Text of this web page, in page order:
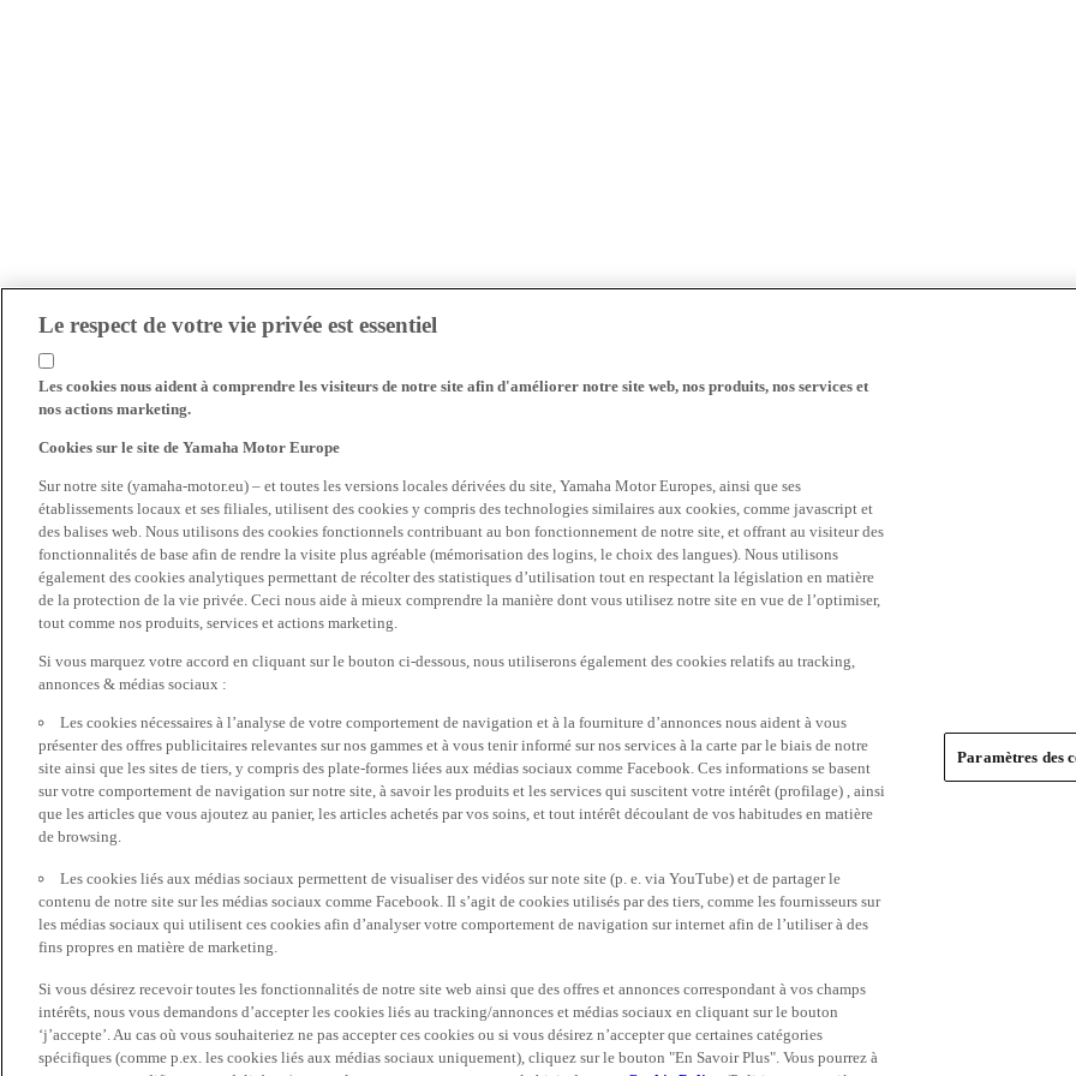
Le respect de votre vie privée est essentiel
Les cookies nous aident à comprendre les visiteurs de notre site afin d'améliorer notre site web, nos produits, nos services et
nos actions marketing.
Cookies sur le site de Yamaha Motor Europe
Sur notre site (yamaha-motor.eu) – et toutes les versions locales dérivées du site, Yamaha Motor Europes, ainsi que ses
établissements locaux et ses filiales, utilisent des cookies y compris des technologies similaires aux cookies, comme javascript et
des balises web. Nous utilisons des cookies fonctionnels contribuant au bon fonctionnement de notre site, et offrant au visiteur des
fonctionnalités de base afin de rendre la visite plus agréable (mémorisation des logins, le choix des langues). Nous utilisons
également des cookies analytiques permettant de récolter des statistiques d’utilisation tout en respectant la législation en matière
de la protection de la vie privée. Ceci nous aide à mieux comprendre la manière dont vous utilisez notre site en vue de l’optimiser,
tout comme nos produits, services et actions marketing.
Si vous marquez votre accord en cliquant sur le bouton ci-dessous, nous utiliserons également des cookies relatifs au tracking,
annonces & médias sociaux :
Les cookies nécessaires à l’analyse de votre comportement de navigation et à la fourniture d’annonces nous aident à vous
présenter des offres publicitaires relevantes sur nos gammes et à vous tenir informé sur nos services à la carte par le biais de notre
site ainsi que les sites de tiers, y compris des plate-formes liées aux médias sociaux comme Facebook. Ces informations se basent
sur votre comportement de navigation sur notre site, à savoir les produits et les services qui suscitent votre intérêt (profilage) , ainsi
que les articles que vous ajoutez au panier, les articles achetés par vos soins, et tout intérêt découlant de vos habitudes en matière
de browsing.
Les cookies liés aux médias sociaux permettent de visualiser des vidéos sur note site (p. e. via YouTube) et de partager le
contenu de notre site sur les médias sociaux comme Facebook. Il s’agit de cookies utilisés par des tiers, comme les fournisseurs sur
les médias sociaux qui utilisent ces cookies afin d’analyser votre comportement de navigation sur internet afin de l’utiliser à des
fins propres en matière de marketing.
Si vous désirez recevoir toutes les fonctionnalités de notre site web ainsi que des offres et annonces correspondant à vos champs
intérêts, nous vous demandons d’accepter les cookies liés au tracking/annonces et médias sociaux en cliquant sur le bouton
‘j’accepte’. Au cas où vous souhaiteriez ne pas accepter ces cookies ou si vous désirez n’accepter que certaines catégories
spécifiques (comme p.ex. les cookies liés aux médias sociaux uniquement), cliquez sur le bouton "En Savoir Plus". Vous pourrez à
Paramètres des